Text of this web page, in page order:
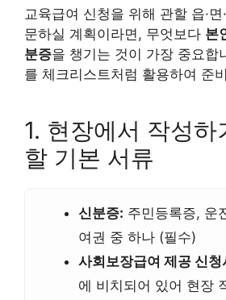
교육급여 신청을 위해 관할 읍·
문하실 계획이라면, 무엇보다 본
분증을 챙기는 것이 가장 중요합
를 체크리스트처럼 활용하여 준
1. 현장에서 작성하
할 기본 서류
신분증: 주민등록증, 운
여권 중 하나 (필수)
사회보장급여 제공 신청
에 비치되어 있어 현장